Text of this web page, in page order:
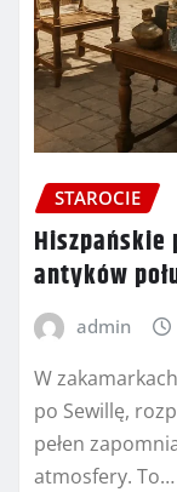
STAROCIE
antyków
admin
W
po Sewillę,
pełen
atmosfery. To…